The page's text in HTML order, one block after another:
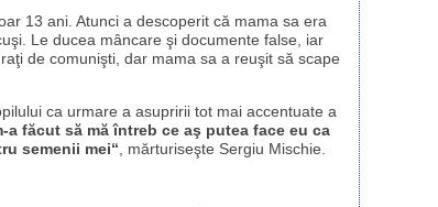
13 ani. Atunci a descoperit că mama sa era
Le ducea mâncare şi documente false, iar
de comunişti, dar mama sa a reuşit să scape
ca urmare a asupririi tot mai accentuate a
făcut să mă întreb ce aş putea face eu ca
semenii mei“ , mărturiseşte Sergiu Mischie.